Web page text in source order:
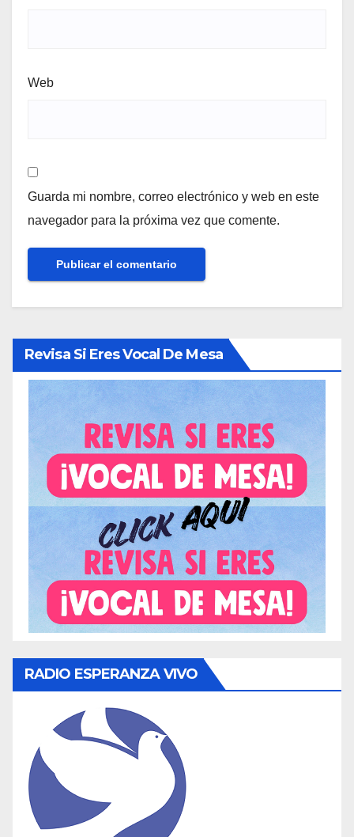
Web
Guarda mi nombre, correo electrónico y web en este
navegador para la próxima vez que comente.
Revisa Si Eres Vocal De Mesa
RADIO ESPERANZA VIVO